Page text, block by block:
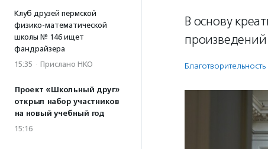
Клуб друзей пермской
физико-математической
школы № 146 ищет
фандрайзера
15:35 · Прислано НКО
Проект «Школьный друг»
открыл набор участников
на новый учебный год
15:16
В основу